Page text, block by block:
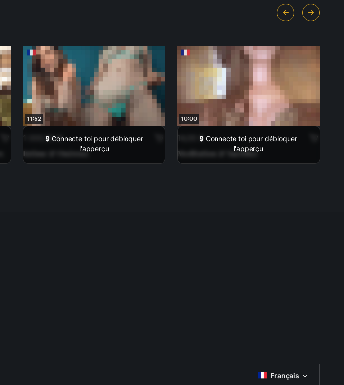
11:52
🔒 Connecte toi pour débloquer
l'apperçu
1 000,00 €
Intime & Onéreux
10:00
🔒 Connecte toi pour débloquer
l'apperçu
14,00 €
Meditation & Sacrifice
Français